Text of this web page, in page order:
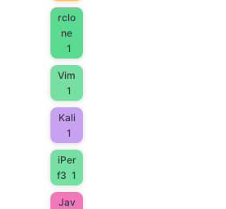
rclo
ne
1
Vim
1
Kali
1
iPer
f3 1
Jav